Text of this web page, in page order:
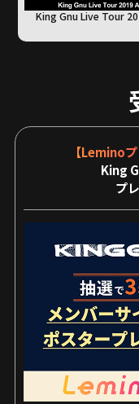
■ 当選発表
【入力のご住所の不備
どにより賞品をお届け
※都合により賞品の発
じめご了承ください。
■ 注意事項（ご応募の
１．応募者が本規約に
序良俗に反すると
特典への参加および
２．本特典の応募は1
がある場合、最新の
複数アカウントを用
募・当選が無効とな
３．本特典の応募条件
King Gnu Live Tour
【Lemino
King
プ